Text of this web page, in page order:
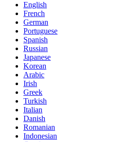
English
French
German
Portuguese
Spanish
Russian
Japanese
Korean
Arabic
Irish
Greek
Turkish
Italian
Danish
Romanian
Indonesian